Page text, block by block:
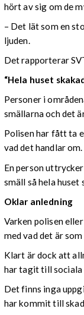
hört av sig om de
– Det lät som en
ljuden.
Det rapporterar
“Hela huset
Personer i
smällarna och det
Polisen har fått ta
vad det handlar om.
En person
smäll så hela huset
Oklar anledning
Varken polisen
med vad det är
Klart är dock att
har tagit till
Det finns inga
har kommit till